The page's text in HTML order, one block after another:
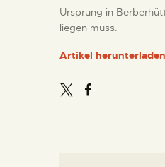
Ursprung in
liegen muss.
Artikel herunterladen